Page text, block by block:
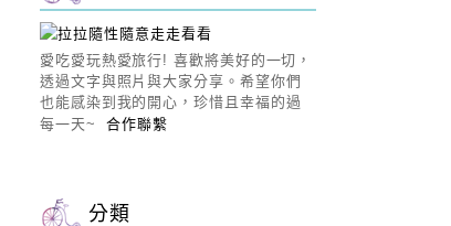
愛吃愛玩熱愛旅行! 喜歡將美好的一切，
透過文字與照片與大家分享。希望你們
也能感染到我的開心，珍惜且幸福的過
每一天~合作聯繫
分類